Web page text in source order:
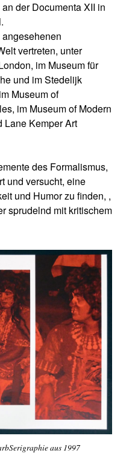
der Documenta XII in
vertreten, unter
im Museum für
und im Stedelijk
Museum of
im Museum of Modern
Lane Kemper Art
des Formalismus,
und versucht, eine
und Humor zu finden, ,
sprudelnd mit kritischem
aus 1997